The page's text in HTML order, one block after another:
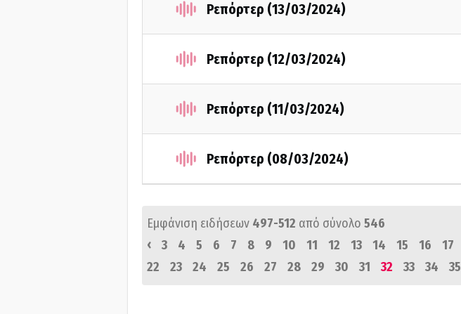
Ρεπόρτερ (13/03/2024)
Ρεπόρτερ (12/03/2024)
Ρεπόρτερ (11/03/2024)
Ρεπόρτερ (08/03/2024)
Εμφάνιση ειδήσεων 497-512 από σύνολο 546
‹
3 4 5 6 7 8 9 10 11 12 13 14 15 16 17
22
23 24 25 26 27 28 29 30 31 32 33 34 35